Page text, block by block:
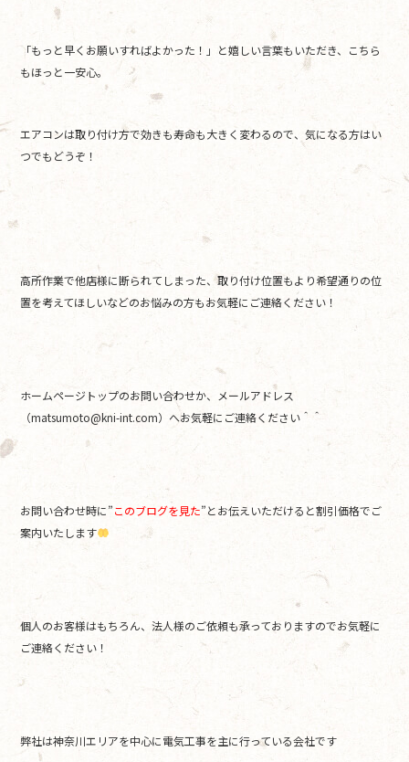
「もっと早くお願いすればよかった！」と嬉しい言葉もいただき、こちら
もほっと一安心。
エアコンは取り付け方で効きも寿命も大きく変わるので、気になる方はい
つでもどうぞ！
高所作業で他店様に断られてしまった、取り付け位置もより希望通りの位
置を考えてほしいなどのお悩みの方もお気軽にご連絡ください！
ホームページトップのお問い合わせか、メールアドレス
（matsumoto@kni-int.com）へお気軽にご連絡ください＾＾
お問い合わせ時に”このブログを見た”とお伝えいただけると割引価格でご
案内いたします
個人のお客様はもちろん、法人様のご依頼も承っておりますのでお気軽に
ご連絡ください！
弊社は神奈川エリアを中心に電気工事を主に行っている会社です